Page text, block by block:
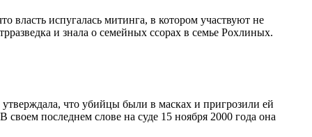
власть испугалась митинга, в котором участвуют не
и знала о семейных ссорах в семье Рохлиных.
что убийцы были в масках и пригрозили ей
последнем слове на суде 15 ноября 2000 года она